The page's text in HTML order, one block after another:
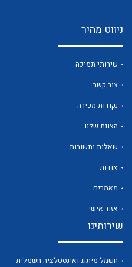
ניווט מהיר
שירותי תמיכה
צור קשר
נקודות מכירה
הצוות שלנו
שאלות ותשובות
אודות
מאמרים
אזור אישי
שירותינו
חשמל מיתוג ואינסטלציה חשמלית